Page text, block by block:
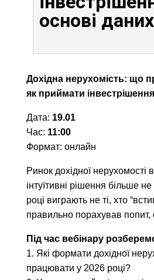
основі даних
Дохідна нерухомість: що
як приймати
Дата: 19.01
Час: 11:00
Формат: онлайн
Ринок дохідної нерухомості
інтуїтивні рішення більше
році виграють не ті, хто
правильно порахував попит,
Під час вебінару
1. Які формати дохідної
працювати у 2026 році?